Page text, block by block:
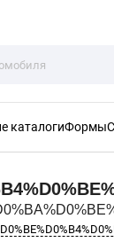
каталогиФормы